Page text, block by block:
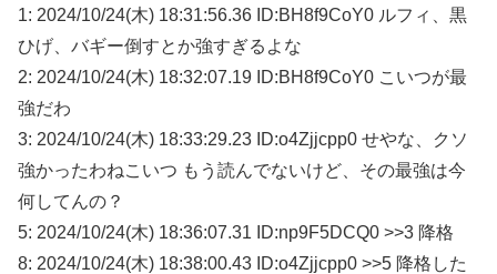
1: 2024/10/24(木) 18:31:56.36 ID:BH8f9CoY0 ルフィ、黒
ひげ、バギー倒すとか強すぎるよな
2: 2024/10/24(木) 18:32:07.19 ID:BH8f9CoY0 こいつが最
強だわ
3: 2024/10/24(木) 18:33:29.23 ID:o4Zjjcpp0 せやな、クソ
強かったわねこいつ もう読んでないけど、その最強は今
何してんの？
5: 2024/10/24(木) 18:36:07.31 ID:np9F5DCQ0 >>3 降格
8: 2024/10/24(木) 18:38:00.43 ID:o4Zjjcpp0 >>5 降格した